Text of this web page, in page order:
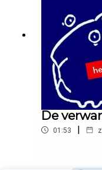
De
01:53 |